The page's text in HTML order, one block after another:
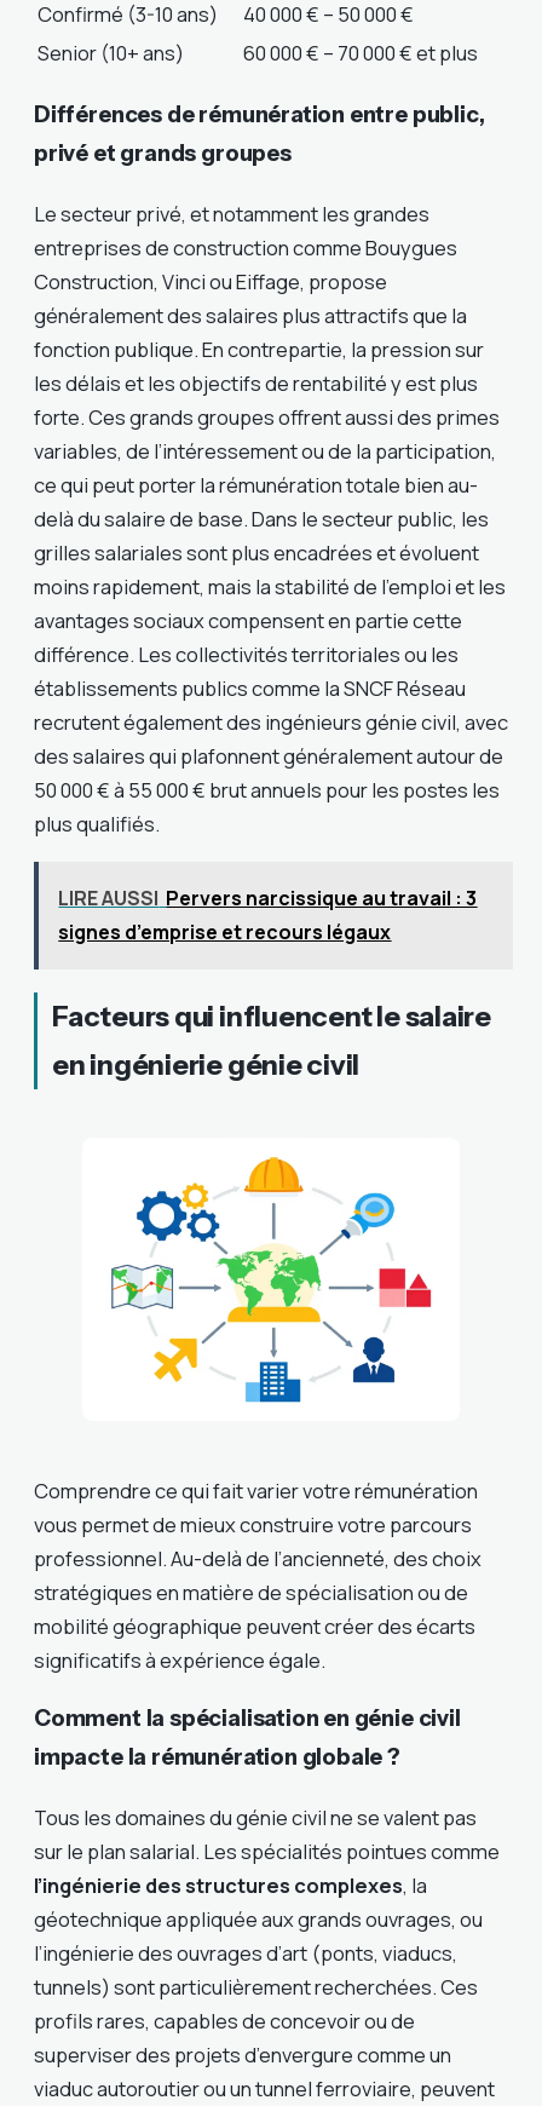
Confirmé (3-10 ans)
40 000 € – 50 000 €
Senior (10+ ans)
60 000 € – 70 000 € et plus
Différences de rémunération entre public,
privé et grands groupes
Le secteur privé, et notamment les grandes
entreprises de construction comme Bouygues
Construction, Vinci ou Eiffage, propose
généralement des salaires plus attractifs que la
fonction publique. En contrepartie, la pression sur
les délais et les objectifs de rentabilité y est plus
forte. Ces grands groupes offrent aussi des primes
variables, de l’intéressement ou de la participation,
ce qui peut porter la rémunération totale bien au-
delà du salaire de base. Dans le secteur public, les
grilles salariales sont plus encadrées et évoluent
moins rapidement, mais la stabilité de l’emploi et les
avantages sociaux compensent en partie cette
différence. Les collectivités territoriales ou les
établissements publics comme la SNCF Réseau
recrutent également des ingénieurs génie civil, avec
des salaires qui plafonnent généralement autour de
50 000 € à 55 000 € brut annuels pour les postes les
plus qualifiés.
LIRE AUSSI Pervers narcissique au travail : 3
signes d’emprise et recours légaux
Facteurs qui influencent le salaire
en ingénierie génie civil
Comprendre ce qui fait varier votre rémunération
vous permet de mieux construire votre parcours
professionnel. Au-delà de l’ancienneté, des choix
stratégiques en matière de spécialisation ou de
mobilité géographique peuvent créer des écarts
significatifs à expérience égale.
Comment la spécialisation en génie civil
impacte la rémunération globale ?
Tous les domaines du génie civil ne se valent pas
sur le plan salarial. Les spécialités pointues comme
l’ingénierie des structures complexes, la
géotechnique appliquée aux grands ouvrages, ou
l’ingénierie des ouvrages d’art (ponts, viaducs,
tunnels) sont particulièrement recherchées. Ces
profils rares, capables de concevoir ou de
superviser des projets d’envergure comme un
viaduc autoroutier ou un tunnel ferroviaire, peuvent